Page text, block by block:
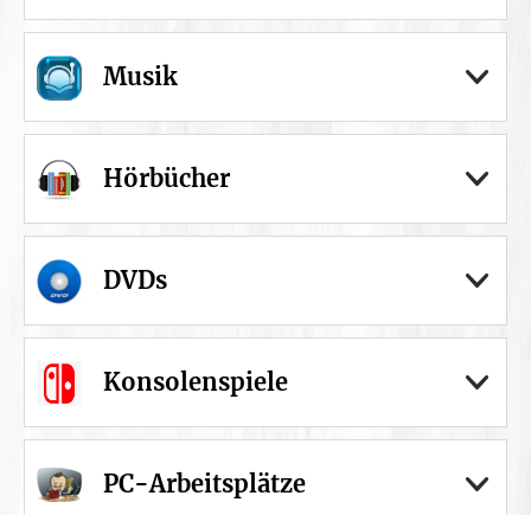
Musik
Hörbücher
DVDs
Konsolenspiele
PC-Arbeitsplätze